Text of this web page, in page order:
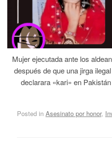
Mujer ejecutada ante los
después de que una jirga
declarara «kari» en Pakistán
Posted in Asesinato por honor,